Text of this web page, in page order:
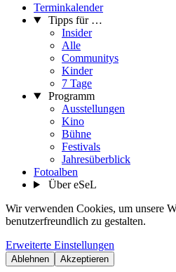
Terminkalender
Tipps für …
Insider
Alle
Communitys
Kinder
7 Tage
Programm
Ausstellungen
Kino
Bühne
Festivals
Jahresüberblick
Fotoalben
Über eSeL
Wir verwenden Cookies, um unsere
benutzerfreundlich zu gestalten.
Erweiterte Einstellungen
Ablehnen Akzeptieren